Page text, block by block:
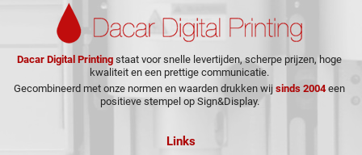
Dacar Digital Printing staat voor snelle levertijden, scherpe prijzen, hoge
kwaliteit en een prettige communicatie.
Gecombineerd met onze normen en waarden drukken wij sinds 2004een
positieve stempel op Sign&Display.
Links